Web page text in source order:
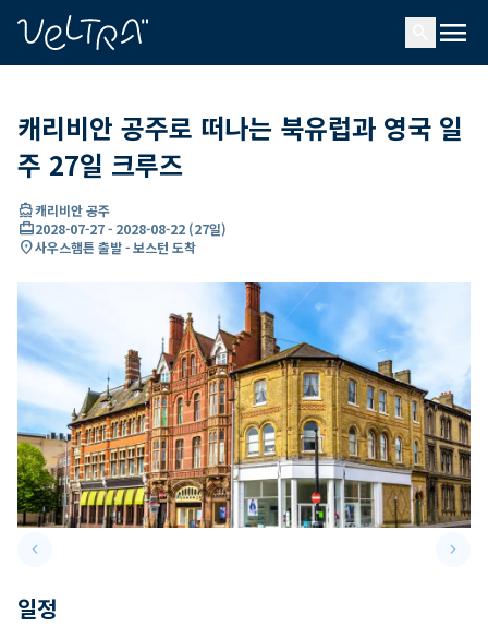
menu
캐리비안 공주로 떠나는 북유럽과 영국 일
주 27일 크루즈
directions_boat캐리비안 공주
card_travel2028-07-27- 2028-08-22 (27일)
location_on사우스햄튼 출발 - 보스턴 도착
keyboard_arrow_leftPrevious slide keyboard_arrow_right
일정